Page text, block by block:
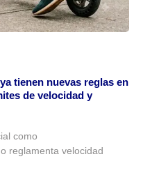
tienen nuevas reglas en
de velocidad y
como
reglamenta velocidad